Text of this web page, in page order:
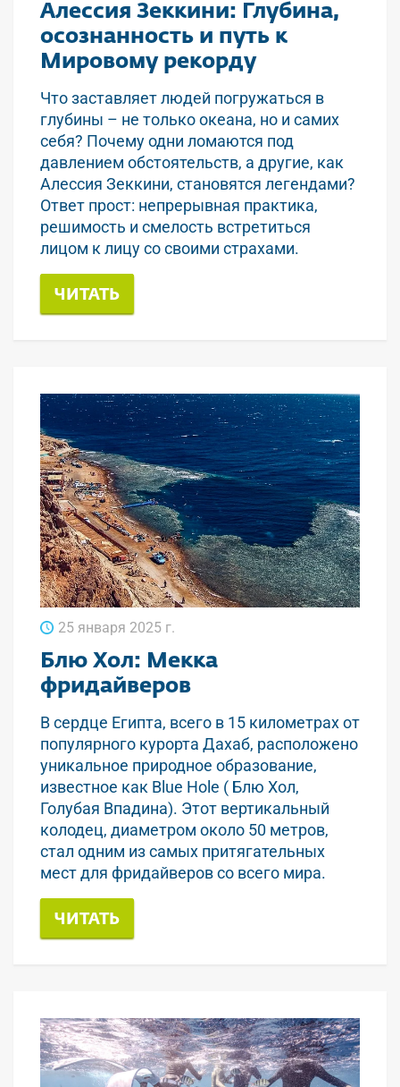
Алессия Зеккини: Глубина,
осознанность и путь к
Мировому рекорду
Что заставляет людей погружаться в
глубины – не только океана, но и самих
себя? Почему одни ломаются под
давлением обстоятельств, а другие, как
Алессия Зеккини, становятся легендами?
Ответ прост: непрерывная практика,
решимость и смелость встретиться
лицом к лицу со своими страхами.
ЧИТАТЬ
25 января 2025 г.
Блю Хол: Мекка
фридайверов
В сердце Египта, всего в 15 километрах от
популярного курорта Дахаб, расположено
уникальное природное образование,
известное как Blue Hole ( Блю Хол,
Голубая Впадина). Этот вертикальный
колодец, диаметром около 50 метров,
стал одним из самых притягательных
мест для фридайверов со всего мира.
ЧИТАТЬ